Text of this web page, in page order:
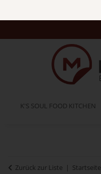
K'S SOUL FOOD KITCHEN
Zurück zur Liste Startseite